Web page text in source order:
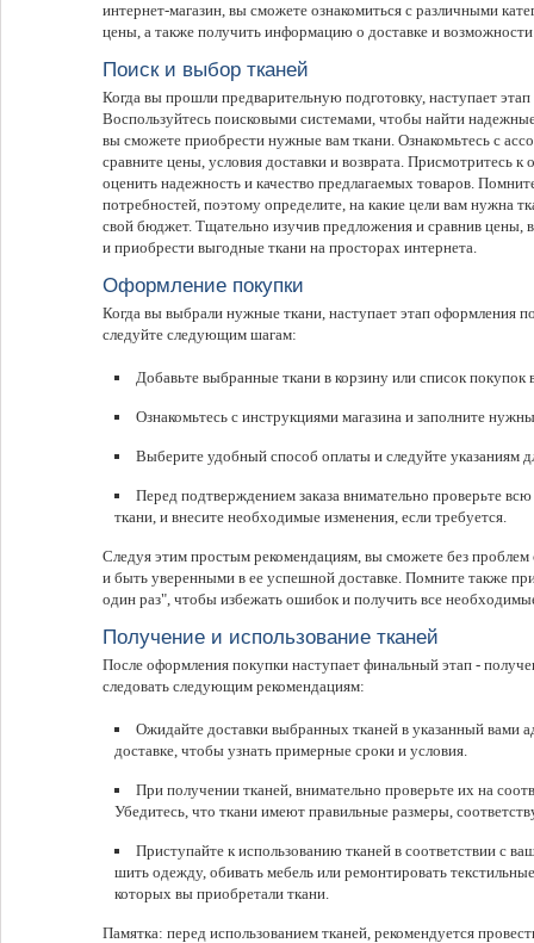
интернет-магазин, вы сможете ознакомиться с различными
цены, а также получить информацию о доставке и возможности
Поиск и выбор тканей
Когда вы прошли предварительную подготовку, наступает
Воспользуйтесь поисковыми системами, чтобы найти
вы сможете приобрести нужные вам ткани. Ознакомьтесь с
сравните цены, условия доставки и возврата. Присмотритесь
оценить надежность и качество предлагаемых товаров.
потребностей, поэтому определите, на какие цели вам нужна
свой бюджет. Тщательно изучив предложения и сравнив цены,
и приобрести выгодные ткани на просторах интернета.
Оформление покупки
Когда вы выбрали нужные ткани, наступает этап оформления
следуйте следующим шагам:
Добавьте выбранные ткани в корзину или список покупок
Ознакомьтесь с инструкциями магазина и заполните
Выберите удобный способ оплаты и следуйте указаниям
Перед подтверждением заказа внимательно проверьте
ткани, и внесите необходимые изменения, если требуется.
Следуя этим простым рекомендациям, вы сможете без проблем
и быть уверенными в ее успешной доставке. Помните также
один раз", чтобы избежать ошибок и получить все
Получение и использование тканей
После оформления покупки наступает финальный этап -
следовать следующим рекомендациям:
Ожидайте доставки выбранных тканей в указанный вами
доставке, чтобы узнать примерные сроки и условия.
При получении тканей, внимательно проверьте их на
Убедитесь, что ткани имеют правильные размеры,
Приступайте к использованию тканей в соответствии с
шить одежду, обивать мебель или ремонтировать
которых вы приобретали ткани.
Памятка: перед использованием тканей, рекомендуется